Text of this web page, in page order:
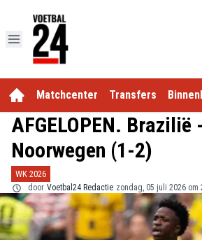
Matchcenter Transfers
AFGELOPEN. Brazilië -
Noorwegen (1-2)
WK 2026
door Voetbal24 Redactie zondag, 05 juli 2026 om